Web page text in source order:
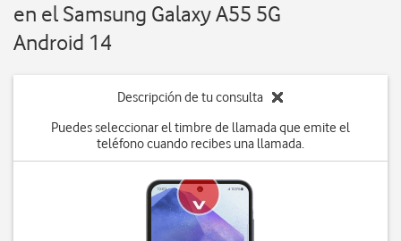
en el Samsung Galaxy A55 5G
Android 14
Descripción de tu consulta
Puedes seleccionar el timbre de llamada que emite el
teléfono cuando recibes una llamada.